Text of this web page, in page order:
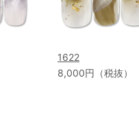
1622
8,000円（税抜）